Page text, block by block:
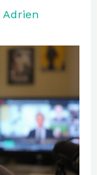
Adrien